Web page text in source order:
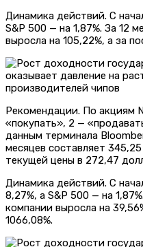
Динамика действий. С
S&P 500 — на 1,87%. За 12
выросла на 105,22%, а за
Рекомендации. По акциям
«покупать», 2 —
данным терминала
месяцев составляет
текущей цены в 272,47
Динамика действий. С
8,27%, а S&P 500 — на
компании выросла на
1066,08%.